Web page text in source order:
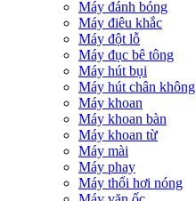
Máy đánh bóng
Máy điêu khắc
Máy đột lỗ
Máy đục bê tông
Máy hút bụi
Máy hút chân không
Máy khoan
Máy khoan bàn
Máy khoan từ
Máy mài
Máy phay
Máy thổi hơi nóng